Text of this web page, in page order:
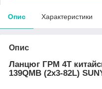
Опис Характеристики
Опис
Ланцюг ГРМ 4T
139QMB (2x3-82L)